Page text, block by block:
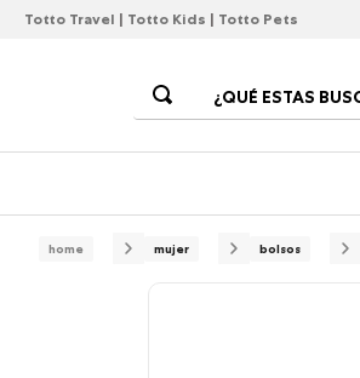
Totto Travel | Totto Kids | Totto Pets
¿QUÉ ESTAS BUSCANDO?
mujer bolsos